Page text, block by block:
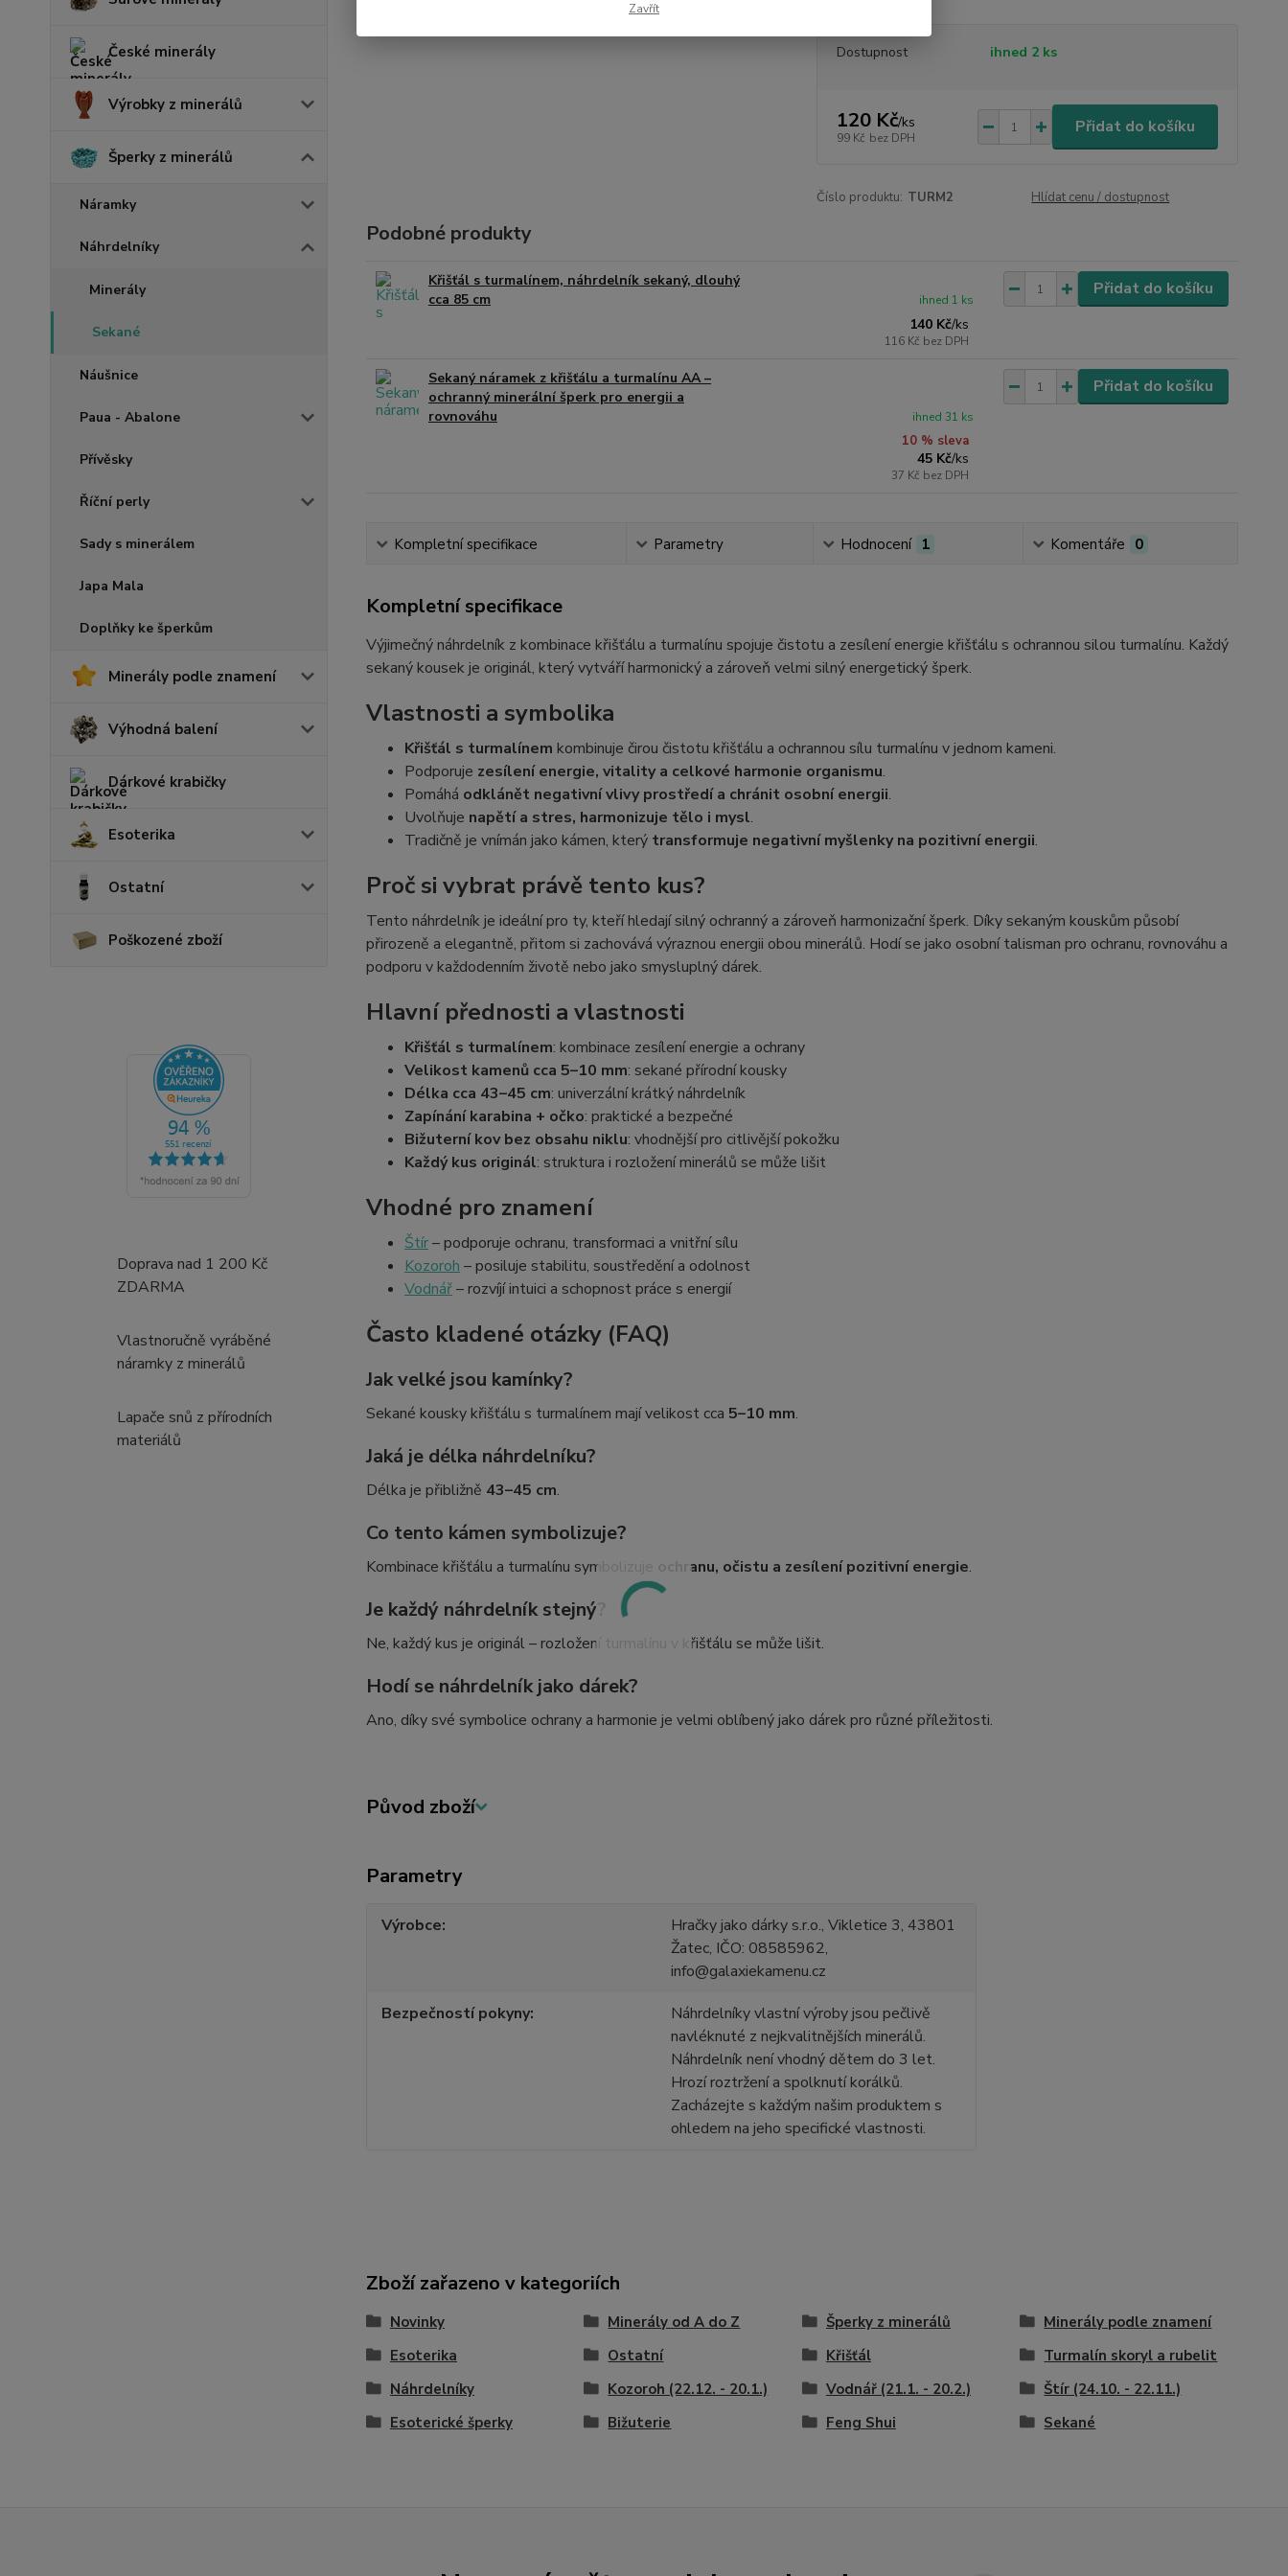
České minerály
Výrobky z minerálů
Šperky z minerálů
Náramky
Náhrdelníky
Minerály
Sekané
Náušnice
Paua - Abalone
Přívěsky
Říční perly
Sady s minerálem
Japa Mala
Doplňky ke šperkům
Minerály podle znamení
Výhodná balení
Dárkové krabičky
Esoterika
Ostatní
Poškozené zboží
Doprava nad 1 200 Kč
ZDARMA
Vlastnoručně vyráběné
náramky z minerálů
Lapače snů z přírodních
materiálů
Dostupnost ihned 2 ks
120 Kč/ks
99 Kč bez DPH
Přidat do košíku
Číslo produktu: TURM2 Hlídat cenu / dostupnost
Podobné produkty
Křišťál s turmalínem, náhrdelník sekaný, dlouhý
cca 85 cm
140 Kč/ks
116 Kč bez DPH
ihned 1 ks
Přidat do košíku
Sekaný náramek z křišťálu a turmalínu AA –
ochranný minerální šperk pro energii a
rovnováhu
10 % sleva
45 Kč/ks
37 Kč bez DPH
ihned 31 ks
Přidat do košíku
Kompletní specifikace Parametry Hodnocení 1 Komentáře 0
Kompletní specifikace
Výjimečný náhrdelník z kombinace křišťálu a turmalínu spojuje čistotu a zesílení energie křišťálu s ochrannou silou turmalínu. Každý
sekaný kousek je originál, který vytváří harmonický a zároveň velmi silný energetický šperk.
Vlastnosti a symbolika
Křišťál s turmalínem kombinuje čirou čistotu křišťálu a ochrannou sílu turmalínu v jednom kameni.
Podporuje zesílení energie, vitality a celkové harmonie organismu.
Pomáhá odklánět negativní vlivy prostředí a chránit osobní energii.
Uvolňuje napětí a stres, harmonizuje tělo i mysl.
Tradičně je vnímán jako kámen, který transformuje negativní myšlenky na pozitivní energii.
Proč si vybrat právě tento kus?
Tento náhrdelník je ideální pro ty, kteří hledají silný ochranný a zároveň harmonizační šperk. Díky sekaným kouskům působí
přirozeně a elegantně, přitom si zachovává výraznou energii obou minerálů. Hodí se jako osobní talisman pro ochranu, rovnováhu a
podporu v každodenním životě nebo jako smysluplný dárek.
Hlavní přednosti a vlastnosti
Křišťál s turmalínem: kombinace zesílení energie a ochrany
Velikost kamenů cca 5–10 mm: sekané přírodní kousky
Délka cca 43–45 cm: univerzální krátký náhrdelník
Zapínání karabina + očko: praktické a bezpečné
Bižuterní kov bez obsahu niklu: vhodnější pro citlivější pokožku
Každý kus originál: struktura i rozložení minerálů se může lišit
Vhodné pro znamení
Štír– podporuje ochranu, transformaci a vnitřní sílu
Kozoroh – posiluje stabilitu, soustředění a odolnost
Vodnář– rozvíjí intuici a schopnost práce s energií
Často kladené otázky (FAQ)
Jak velké jsou kamínky?
Sekané kousky křišťálu s turmalínem mají velikost cca 5–10 mm.
Jaká je délka náhrdelníku?
Délka je přibližně 43–45 cm.
Co tento kámen symbolizuje?
Kombinace křišťálu a turmalínu symbolizuje ochranu, očistu a zesílení pozitivní energie.
Je každý náhrdelník stejný?
Ne, každý kus je originál – rozložení turmalínu v křišťálu se může lišit.
Hodí se náhrdelník jako dárek?
Ano, díky své symbolice ochrany a harmonie je velmi oblíbený jako dárek pro různé příležitosti.
Původ zboží
Parametry
Výrobce
Hračky jako dárky s.r.o., Vikletice 3, 43801
Žatec, IČO: 08585962,
info@galaxiekamenu.cz
Bezpečností pokyny
Náhrdelníky vlastní výroby jsou pečlivě
navléknuté z nejkvalitnějších minerálů.
Náhrdelník není vhodný dětem do 3 let.
Hrozí roztržení a spolknutí korálků.
Zacházejte s každým našim produktem s
ohledem na jeho specifické vlastnosti.
Zboží zařazeno v kategoriích
Novinky Minerály od A do Z Šperky z minerálů
Minerály podle znamení
Esoterika
Ostatní Křišťál
Turmalín skoryl a rubelit
Náhrdelníky
Kozoroh (22.12. - 20.1.) Vodnář (21.1. - 20.2.)
Štír (24.10. - 22.11.)
Esoterické šperky
Bižuterie Feng Shui Sekané
Zavřít